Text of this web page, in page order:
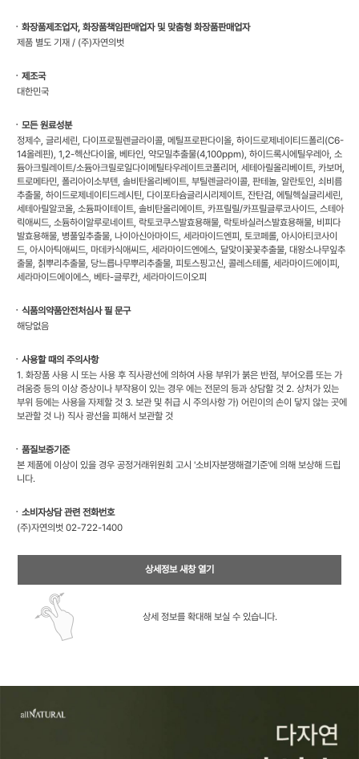
ㆍ화장품제조업자, 화장품책임판매업자 및 맞춤형 화장품판매업자
제품 별도 기재 / (주)자연의벗
ㆍ제조국
대한민국
ㆍ모든 원료성분
정제수, 글리세린, 다이프로필렌글라이콜, 메틸프로판다이올, 하이드로제네이티드폴리(C6-
14올레핀), 1,2-헥산다이올, 베타인, 약모밀추출물(4,100ppm), 하이드록시에틸우레아, 소
듐아크릴레이트/소듐아크릴로일다이메틸타우레이트코폴리머, 세테아릴올리베이트, 카보머,
트로메타민, 폴리아이소부텐, 솔비탄올리베이트, 부틸렌글라이콜, 판테놀, 알란토인, 쇠비름
추출물, 하이드로제네이티드레시틴, 다이포타슘글리시리제이트, 잔탄검, 에틸헥실글리세린,
세테아릴알코올, 소듐파이테이트, 솔비탄올리에이트, 카프릴릴/카프릴글루코사이드, 스테아
릭애씨드, 소듐하이알루로네이트, 락토코쿠스발효용해물, 락토바실러스발효용해물, 비피다
발효용해물, 병풀잎추출물, 나이아신아마이드, 세라마이드엔피, 토코페롤, 아시아티코사이
드, 아시아틱애씨드, 마데카식애씨드, 세라마이드엔에스, 달맞이꽃꽃추출물, 대왕소나무잎추
출물, 칡뿌리추출물, 당느릅나무뿌리추출물, 피토스핑고신, 콜레스테롤, 세라마이드에이피,
세라마이드에이에스, 베타-글루칸, 세라마이드이오피
ㆍ식품의약품안전처심사 필 문구
해당없음
ㆍ사용할 때의 주의사항
1. 화장품 사용 시 또는 사용 후 직사광선에 의하여 사용 부위가 붉은 반점, 부어오름 또는 가
려움증 등의 이상 증상이나 부작용이 있는 경우 에는 전문의 등과 상담할 것 2. 상처가 있는
부위 등에는 사용을 자제할 것 3. 보관 및 취급 시 주의사항 가) 어린이의 손이 닿지 않는 곳에
보관할 것 나) 직사 광선을 피해서 보관할 것
ㆍ품질보증기준
본 제품에 이상이 있을 경우 공정거래위원회 고시 '소비자분쟁해결기준'에 의해 보상해 드립
니다.
ㆍ소비자상담 관련 전화번호
(주)자연의벗 02-722-1400
상세정보 새창 열기
상세 정보를 확대해 보실 수 있습니다.